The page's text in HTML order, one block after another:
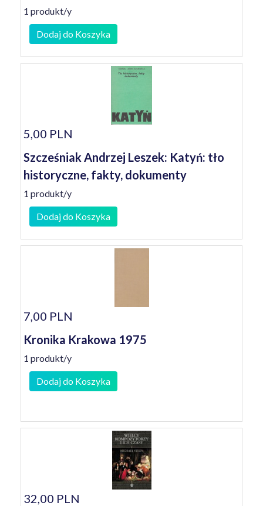
1 produkt/y
Dodaj do Koszyka
5,00 PLN
Szcześniak Andrzej Leszek: Katyń: tło
historyczne, fakty, dokumenty
1 produkt/y
Dodaj do Koszyka
7,00 PLN
Kronika Krakowa 1975
1 produkt/y
Dodaj do Koszyka
32,00 PLN